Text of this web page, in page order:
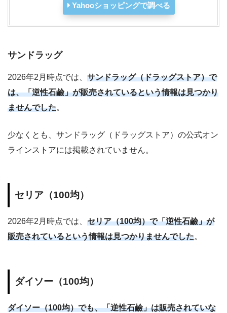
Yahooショッピングで調べる
サンドラッグ
2026年2月時点では、 サンドラッグ（ドラッグストア）で
は、「逆性石鹼」が販売されているという情報は見つかり
ませんでした。
少なくとも、サンドラッグ（ドラッグストア）の公式オン
ラインストアには掲載されていません。
セリア（100均）
2026年2月時点では、 セリア（100均）で「逆性石鹼」が
販売されているという情報は見つかりませんでした。
ダイソー（100均）
ダイソー（100均）でも、「逆性石鹼」は販売されていな